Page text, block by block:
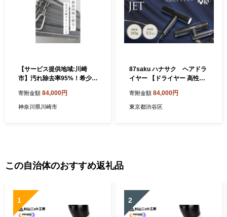
【サービス提供地域:川崎
市】汚れ除去率95%！希少な
グ※対象：スタンダードエア
コン
寄附金額 84,000円
神奈川県川崎市
87saku ハナサク ヘアドラ
イヤー 【ドライヤー 高性能
風量 超速乾 温度設定 風量調
整 髪質 カスタマイズ スタイ
寄附金額 84,000円
東京都渋谷区
この自治体のおすすめ返礼品
1 2